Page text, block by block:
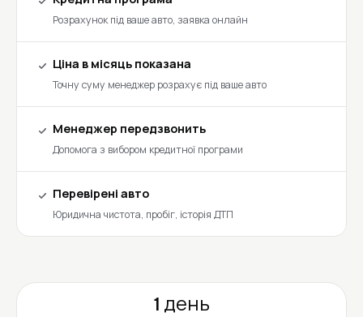
Розрахунок під ваше авто, заявка онлайн
Ціна в місяць показана
Точну суму менеджер розрахує під ваше авто
Менеджер передзвонить
Допомога з вибором кредитної програми
Перевірені авто
Юридична чистота, пробіг, історія ДТП
1 день